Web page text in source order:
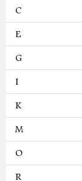
C
E
G
I
K
M
O
R